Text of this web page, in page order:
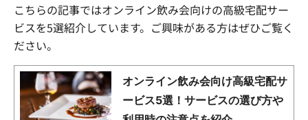
こちらの記事ではオンライン飲み会向けの高級宅配サー
ビスを5選紹介しています。ご興味がある方はぜひご覧く
ださい。